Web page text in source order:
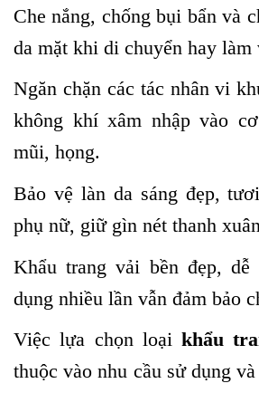
Che nắng, chống bụi bẩn và
da mặt khi di chuyển hay
Ngăn chặn các tác nhân vi
không khí xâm nhập vào
mũi, họng.
Bảo vệ làn da sáng đẹp,
phụ nữ, giữ gìn nét thanh
Khẩu trang vải bền đẹp,
dụng nhiều lần vẫn đảm bảo
Việc lựa chọn loại khẩu
thuộc vào nhu cầu sử dụng